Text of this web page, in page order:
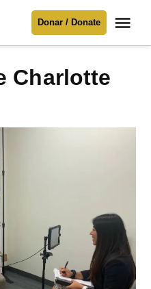
necesitamostu apoyo
Donar / Donate
Charlotte